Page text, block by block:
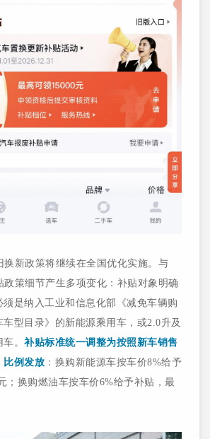
换新政策将继续在全国优化实施。与
政策细节产生多项变化：补贴对象明确
是纳入工业和信息化部《减免车辆购
型目录》的新能源乘用车，或2.0升及
。 补贴标准统一调整为按照新车销售
比例发放 ：换购新能源车按车价8%给予
；换购燃油车按车价6%给予补贴，最